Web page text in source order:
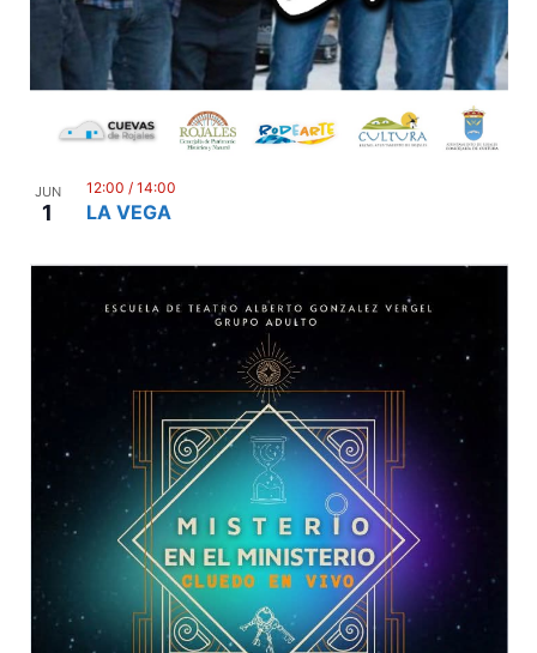
JUN
1 LA VEGA
12:00 / 14:00